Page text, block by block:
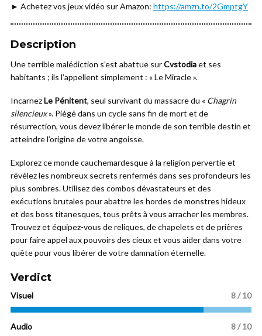
► Achetez vos jeux vidéo sur Amazon: https://amzn.to/2GmptgY
Description
Une terrible malédiction s’est abattue surCvstodiaet ses
habitants ; ils l’appellent simplement : « Le Miracle ».
IncarnezLe Pénitent, seul survivant du massacre du « Chagrin
silencieux». Piégé dans un cycle sans fin de mort et de
résurrection, vous devez libérer le monde de son terrible destin et
atteindre l’origine de votre angoisse.
Explorez ce monde cauchemardesque à la religion pervertie et
révélez les nombreux secrets renfermés dans ses profondeurs les
plus sombres. Utilisez des combos dévastateurs et des
exécutions brutales pour abattre les hordes de monstres hideux
et des boss titanesques, tous prêts à vous arracher les membres.
Trouvez et équipez-vous de reliques, de chapelets et de prières
pour faire appel aux pouvoirs des cieux et vous aider dans votre
quête pour vous libérer de votre damnation éternelle.
Verdict
Visuel 8 / 10
Audio 8 / 10